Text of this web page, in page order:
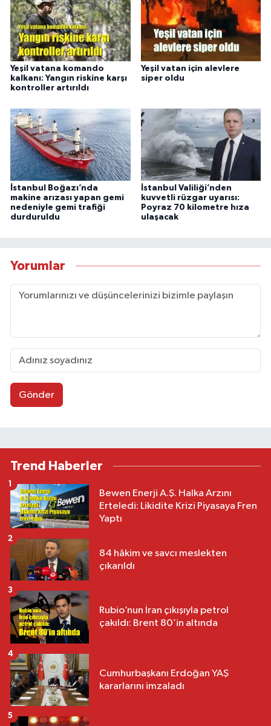
Yeşil vatana komando
kalkanı: Yangın riskine karşı
kontroller artırıldı
Yeşil vatan için alevlere
siper oldu
İstanbul Boğazı’nda
makine arızası yapan gemi
nedeniyle gemi trafiği
durduruldu
İstanbul Valiliği’nden
kuvvetli rüzgar uyarısı:
Poyraz 70 kilometre hıza
ulaşacak
Yorumlar
Gönder
Trend Haberler
Bewen Enerji A.Ş. Halka Arzını
Erteledi: Likidite Krizi Piyasaya Fren
Yaptı
1
84 hâkim ve savcı meslekten
çıkarıldı
2
Rubio’nun İran çıkışıyla petrol
çakıldı: Brent 80’in altında
3
Cumhurbaşkanı Erdoğan YAŞ
kararlarını imzaladı
4
5